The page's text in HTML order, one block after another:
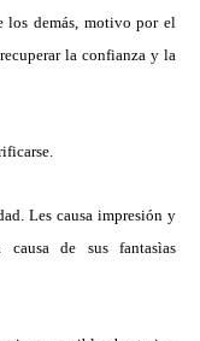
los demás, motivo por el
la confianza y la
Les causa impresión y
de sus fantasìas